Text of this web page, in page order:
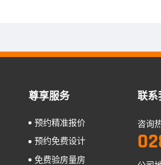
尊享服务
预约精准报价
预约免费设计
免费验房量房
联系
咨询